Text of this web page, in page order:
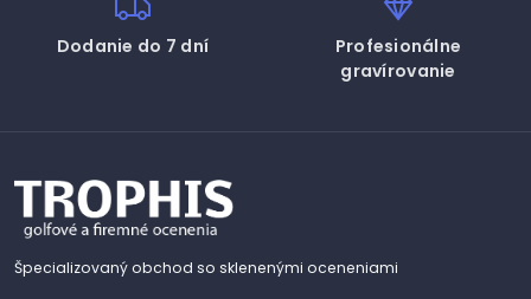
Dodanie do 7 dní
Profesionálne
gravírovanie
Špecializovaný obchod so sklenenými oceneniami